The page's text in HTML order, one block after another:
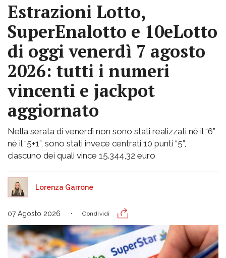
Estrazioni Lotto,
SuperEnalotto e 10eLotto
di oggi venerdì 7 agosto
2026: tutti i numeri
vincenti e jackpot
aggiornato
Nella serata di venerdì non sono stati realizzati né il “6”
né il “5+1”, sono stati invece centrati 10 punti “5”,
ciascuno dei quali vince 15.344,32 euro
Lorenza Garrone
07 Agosto 2026 Condividi